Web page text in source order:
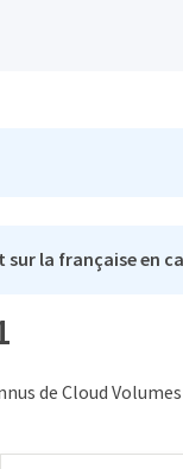
la française en
de Cloud Volumes